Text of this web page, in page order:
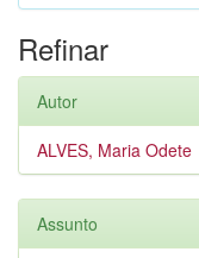
Refinar
Autor
ALVES, Maria Odete
Assunto